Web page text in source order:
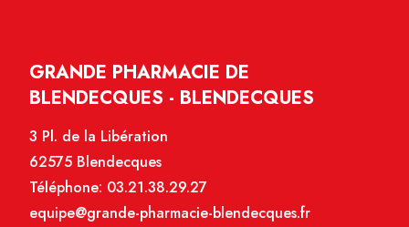
GRANDE PHARMACIE DE
BLENDECQUES - BLENDECQUES
3 Pl. de la Libération
62575 Blendecques
Téléphone: 03.21.38.29.27
equipe@grande-pharmacie-blendecques.fr